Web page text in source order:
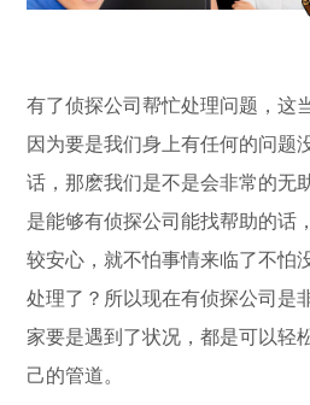
有了侦探公司帮忙处理问题，这
因为要是我们身上有任何的问题
话，那麽我们是不是会非常的无
是能够有侦探公司能找帮助的话
较安心，就不怕事情来临了不怕
处理了？所以现在有侦探公司是
家要是遇到了状况，都是可以轻
己的管道。